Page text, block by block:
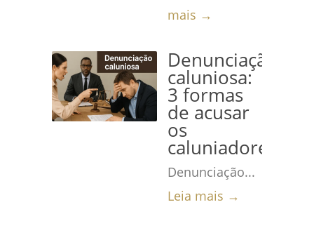
mais →
Denunciação
caluniosa:
3 formas
de acusar
os
caluniadores
Denunciação...
Leia mais →